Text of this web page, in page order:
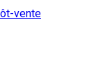
vente